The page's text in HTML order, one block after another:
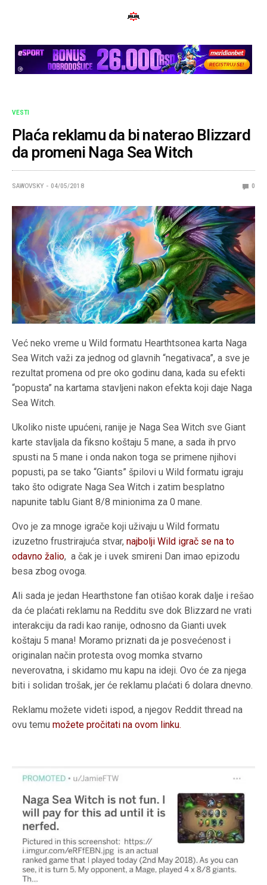
VESTI
Plaća reklamu da bi naterao Blizzard
da promeni Naga Sea Witch
SAWOVSKY 04/05/2018 0
Već neko vreme u Wild formatu Hearthtsonea karta Naga
Sea Witch važi za jednog od glavnih “negativaca”, a sve je
rezultat promena od pre oko godinu dana, kada su efekti
“popusta” na kartama stavljeni nakon efekta koji daje Naga
Sea Witch.
Ukoliko niste upućeni, ranije je Naga Sea Witch sve Giant
karte stavljala da fiksno koštaju 5 mane, a sada ih prvo
spusti na 5 mane i onda nakon toga se primene njihovi
popusti, pa se tako “Giants” špilovi u Wild formatu igraju
tako što odigrate Naga Sea Witch i zatim besplatno
napunite tablu Giant 8/8 minionima za 0 mane.
Ovo je za mnoge igrače koji uživaju u Wild formatu
izuzetno frustrirajuća stvar,najbolji Wild igrač se na to
odavno žalio, a čak je i uvek smireni Dan imao epizodu
besa zbog ovoga.
Ali sada je jedan Hearthstone fan otišao korak dalje i rešao
da će plaćati reklamu na Redditu sve dok Blizzard ne vrati
interakciju da radi kao ranije, odnosno da Gianti uvek
koštaju 5 mana! Moramo priznati da je posvećenost i
originalan način protesta ovog momka stvarno
neverovatna, i skidamo mu kapu na ideji. Ovo će za njega
biti i solidan trošak, jer će reklamu plaćati 6 dolara dnevno.
Reklamu možete videti ispod, a njegov Reddit thread na
ovu temumožete pročitati na ovom linku.